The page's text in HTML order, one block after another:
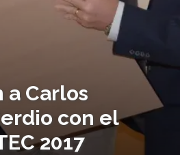
a Carlos
con el
2017